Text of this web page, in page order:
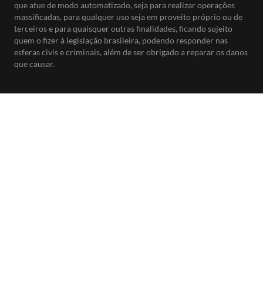
que atue de modo automatizado, seja para realizar operações
massificadas, para qualquer uso seja em proveito próprio ou de
terceiros e para quaisquer outras finalidades, ficando sujeito
quem o fizer à legislação brasileira, podendo responder nas
esferas civis e criminais, além de ser obrigado a reparar os danos
que causar.